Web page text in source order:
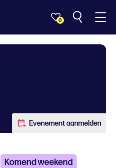
0
Evenement aanmelden
Komend weekend